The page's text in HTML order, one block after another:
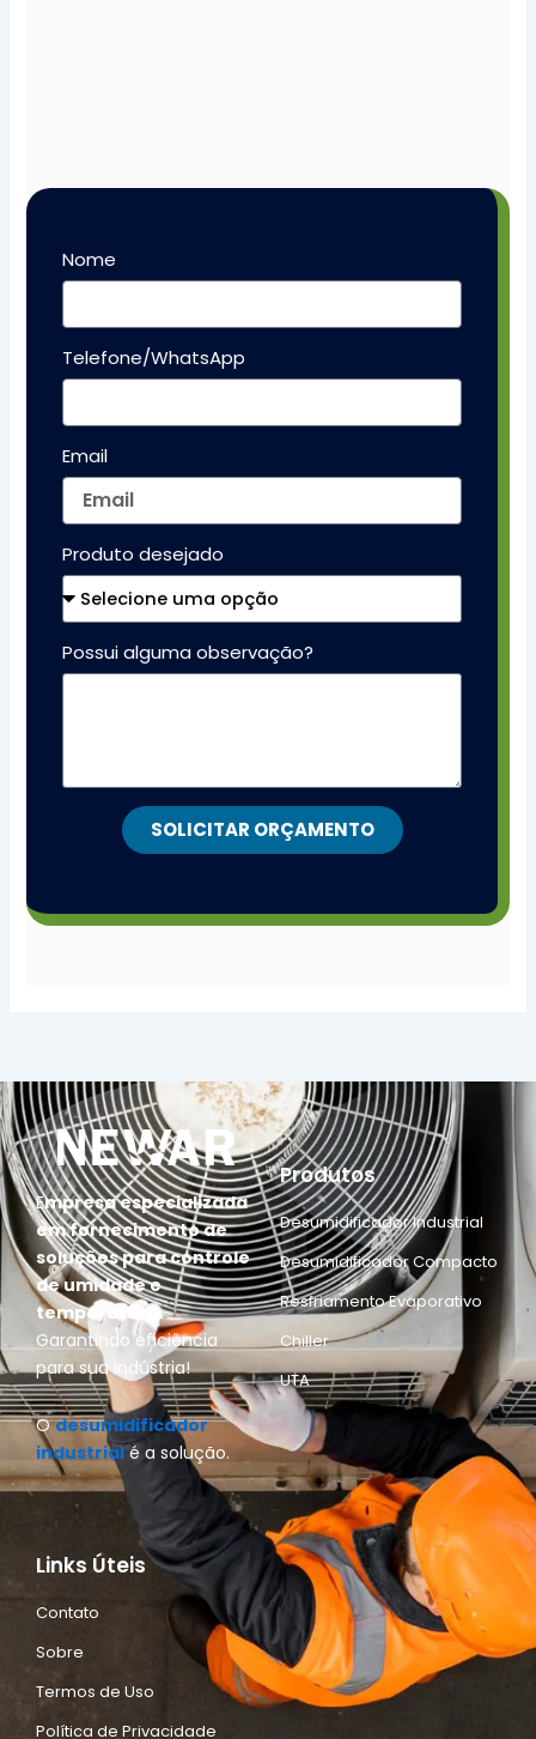
Nome
Telefone/WhatsApp
Email
Produto desejado
Possui alguma observação?
SOLICITAR ORÇAMENTO
Empresa especializada
em fornecimento de
soluções para controle
de umidade e
temperatura.
Garantindo eficiência
para sua indústria!
Odesumidificador
industrialé a solução.
Produtos
Desumidificador Industrial
Desumidificador Compacto
Resfriamento Evaporativo
Chiller
UTA
Links Úteis
Contato
Sobre
Termos de Uso
Política de Privacidade